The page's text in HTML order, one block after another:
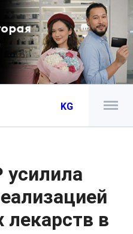
KG
усилила
лекарств в